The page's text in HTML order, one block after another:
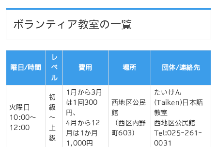
ボランティア教室の一覧
曜日/時間
レ
ベ
ル
費用 場所 団体/連絡先
火曜日
10:00～
12:00
初
級
～
上
級
1月から3月
は1回300
円、
4月から12
月は1か月
1,000円
西地区公民
館
（西区内野
町603）
たいけん
(Taiken)日本語
教室
西地区公民館
Tel:025-261-
0031